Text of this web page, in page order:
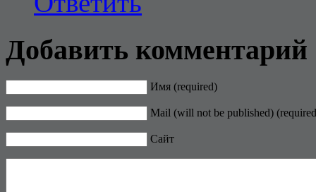
Добавить комментарий
Имя (required)
Mail (will not be published)
Сайт